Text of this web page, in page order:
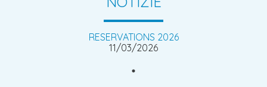
RESERVATIONS 2026
11/03/2026